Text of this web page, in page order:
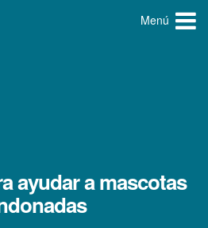
Menú
ayudar a mascotas